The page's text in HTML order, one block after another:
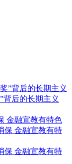
背后的长期主义
金融宣教有特色